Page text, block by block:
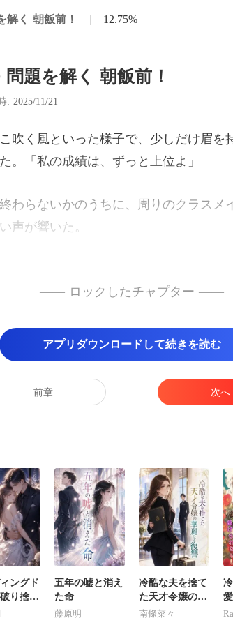
解く 朝飯前！ | 12.75%
題を解く 朝飯前！
: 2025/11/21
少しだけ眉を
に、周りのクラスメ
績まで盛るつもり? 試
ってもなかな
い立てている
—— ロックしたチャプター ——
アプリダウンロードして続きを読む
前章 次へ
ングド
り捨
大富豪
五年の嘘と消え
た命
藤原明
冷酷な夫を捨て
た天才令嬢の華
麗なる復讐
南條菜々